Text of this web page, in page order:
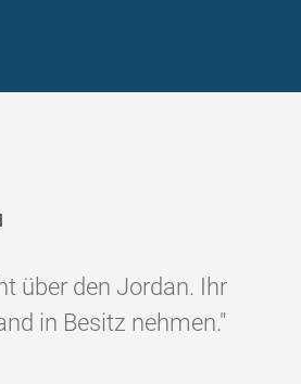
über den Jordan. Ihr
in Besitz nehmen."